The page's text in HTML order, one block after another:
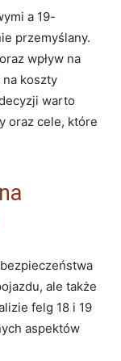
​a 19-
przemyślany.‌
⁤wpływ na
na koszty
warto
⁣oraz cele, które
ale także
felg 18 i 19
aspektów